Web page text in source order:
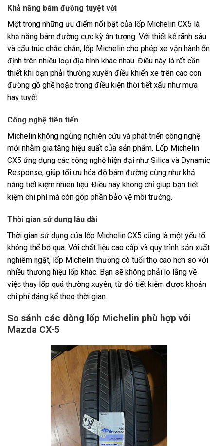
Khả năng bám đường tuyệt vời
Một trong những ưu điểm nổi bật của lốp Michelin CX5 là
khả năng bám đường cực kỳ ấn tượng. Với thiết kế rãnh sâu
và cấu trúc chắc chắn, lốp Michelin cho phép xe vận hành ổn
định trên nhiều loại địa hình khác nhau. Điều này là rất cần
thiết khi bạn phải thường xuyên điều khiển xe trên các con
đường gồ ghề hoặc trong điều kiện thời tiết xấu như mưa
hay tuyết.
Công nghệ tiên tiến
Michelin không ngừng nghiên cứu và phát triển công nghệ
mới nhằm gia tăng hiệu suất của sản phẩm. Lốp Michelin
CX5 ứng dụng các công nghệ hiện đại như Silica và Dynamic
Response, giúp tối ưu hóa độ bám đường cũng như khả
năng tiết kiệm nhiên liệu. Điều này không chỉ giúp bạn tiết
kiệm chi phí mà còn góp phần bảo vệ môi trường.
Thời gian sử dụng lâu dài
Thời gian sử dụng của lốp Michelin CX5 cũng là một yếu tố
không thể bỏ qua. Với chất liệu cao cấp và quy trình sản xuất
nghiêm ngặt, lốp Michelin thường có tuổi thọ cao hơn so với
nhiều thương hiệu lốp khác. Bạn sẽ không phải lo lắng về
việc thay lốp quá thường xuyên, từ đó tiết kiệm được khoản
chi phí đáng kể theo thời gian.
So sánh các dòng lốp Michelin phù hợp với
Mazda CX-5